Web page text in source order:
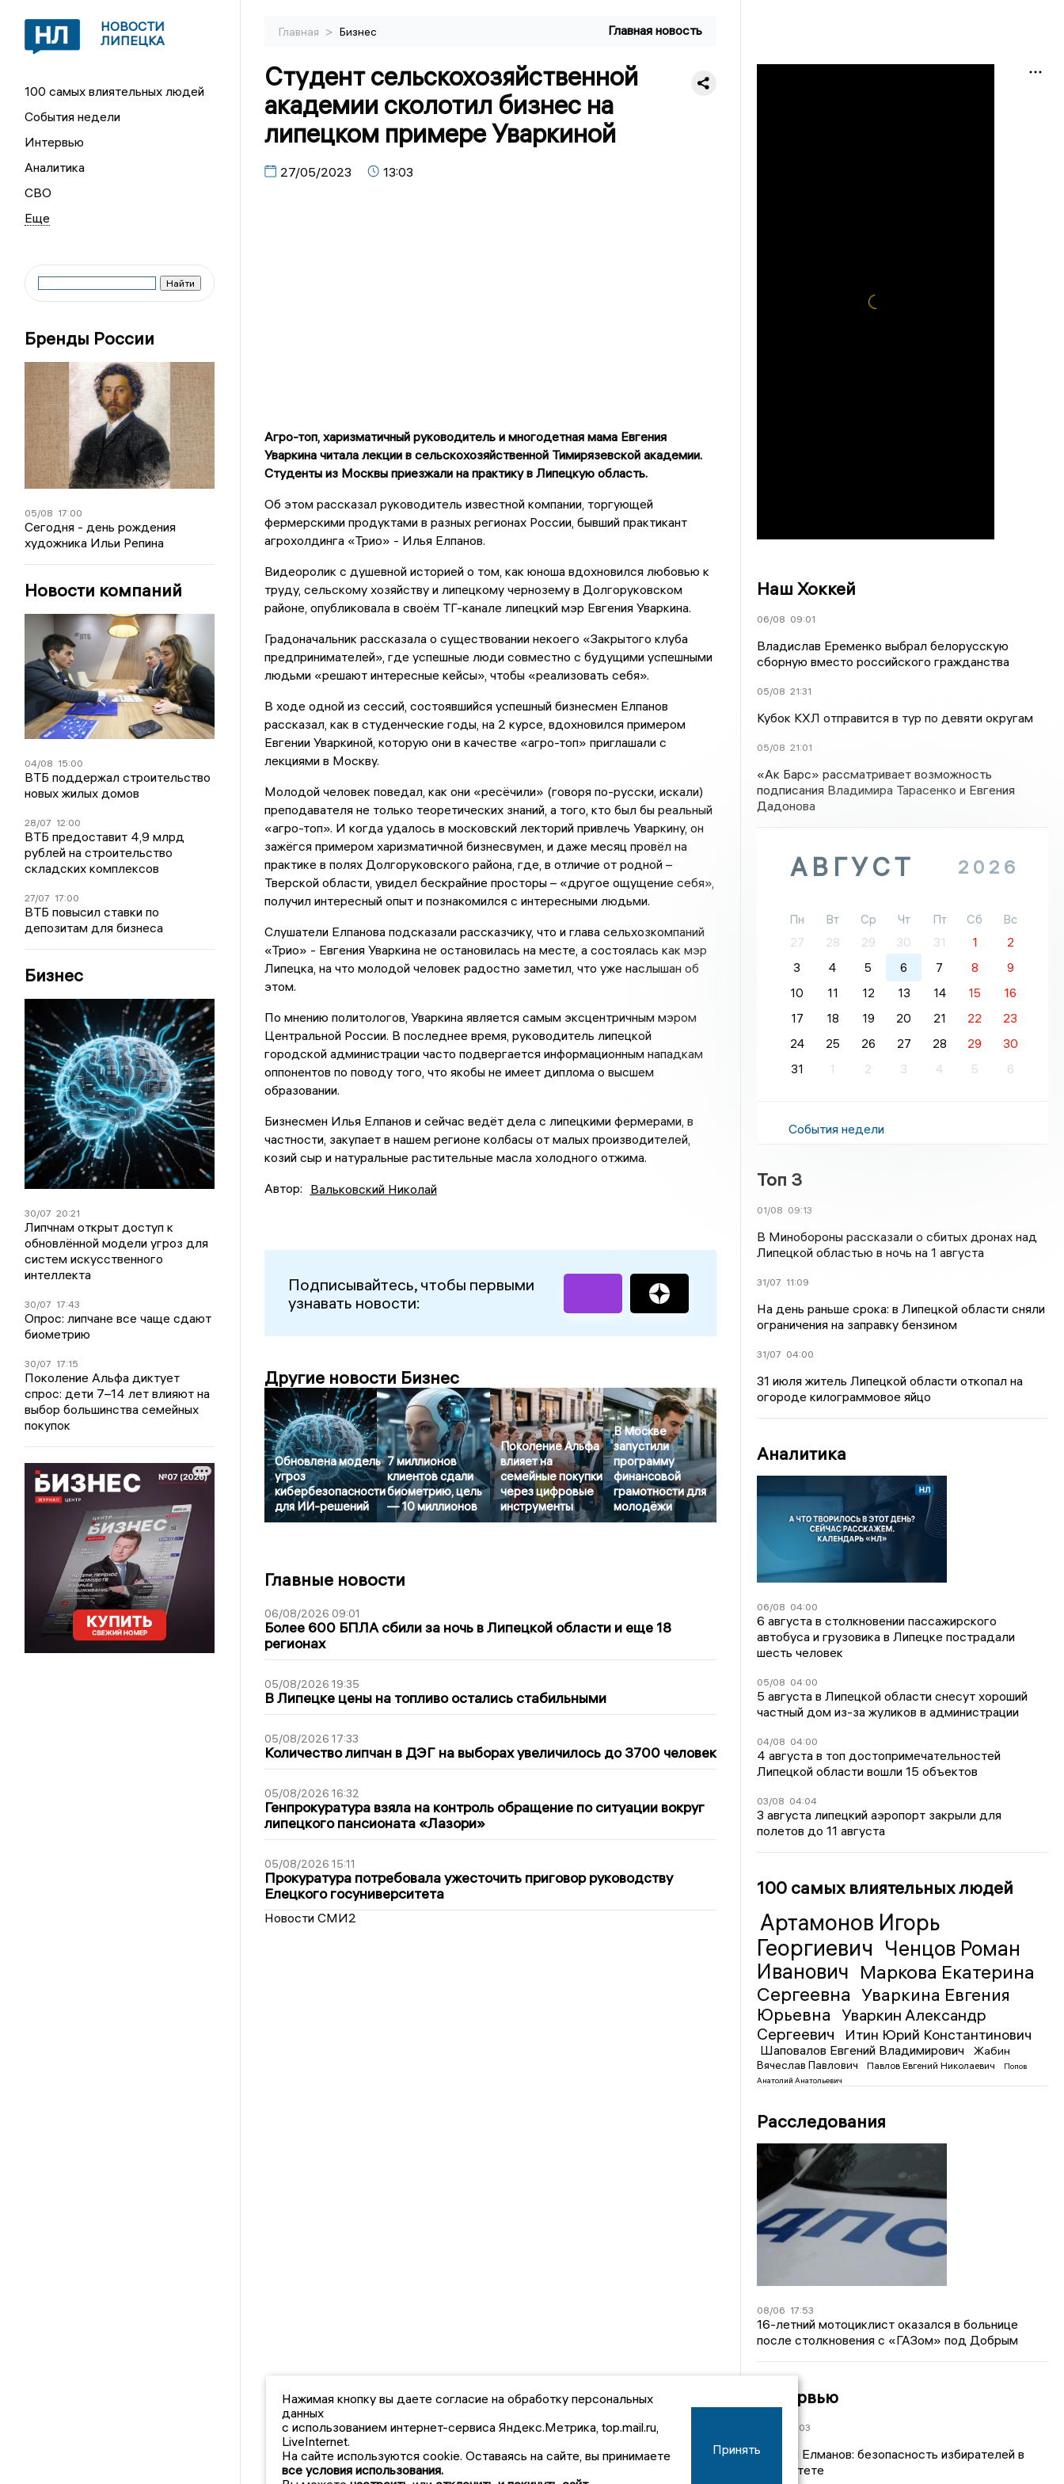
НОВОСТИ
ЛИПЕЦКА
100 самых влиятельных людей
События недели
Интервью
Аналитика
СВО
Бренды России
05/08 17:00
Сегодня - день рождения
художника Ильи Репина
Новости компаний
04/08 15:00
ВТБ поддержал строительство
новых жилых домов
28/07 12:00
ВТБ предоставит 4,9 млрд
рублей на строительство
складских комплексов
27/07 17:00
ВТБ повысил ставки по
депозитам для бизнеса
Бизнес
30/07 20:21
Липчнам открыт доступ к
обновлённой модели угроз для
систем искусственного
интеллекта
30/07 17:43
Опрос: липчане все чаще сдают
биометрию
30/07 17:15
Поколение Альфа диктует
спрос: дети 7–14 лет влияют на
выбор большинства семейных
покупок
Главная > Бизнес Главная новость
Студент сельскохозяйственной
академии сколотил бизнес на
липецком примере Уваркиной
27/05/2023 13:03
Агро-топ, харизматичный руководитель и многодетная мама Евгения
Уваркина читала лекции в сельскохозяйственной Тимирязевской академии.
Студенты из Москвы приезжали на практику в Липецкую область.
Об этом рассказал руководитель известной компании, торгующей
фермерскими продуктами в разных регионах России, бывший практикант
агрохолдинга «Трио» - Илья Елпанов.
Видеоролик с душевной историей о том, как юноша вдохновился любовью к
труду, сельскому хозяйству и липецкому чернозему в Долгоруковском
районе, опубликовала в своём ТГ-канале липецкий мэр Евгения Уваркина.
Градоначальник рассказала о существовании некоего «Закрытого клуба
предпринимателей», где успешные люди совместно с будущими успешными
людьми «решают интересные кейсы», чтобы «реализовать себя».
В ходе одной из сессий, состоявшийся успешный бизнесмен Елпанов
рассказал, как в студенческие годы, на 2 курсе, вдохновился примером
Евгении Уваркиной, которую они в качестве «агро-топ» приглашали с
лекциями в Москву.
Молодой человек поведал, как они «ресёчили» (говоря по-русски, искали)
преподавателя не только теоретических знаний, а того, кто был бы реальный
«агро-топ». И когда удалось в московский лекторий привлечь Уваркину, он
зажёгся примером харизматичной бизнесвумен, и даже месяц провёл на
практике в полях Долгоруковского района, где, в отличие от родной –
Тверской области, увидел бескрайние просторы – «другое ощущение себя»,
получил интересный опыт и познакомился с интересными людьми.
Слушатели Елпанова подсказали рассказчику, что и глава сельхозкомпаний
«Трио» - Евгения Уваркина не остановилась на месте, а состоялась как мэр
Липецка, на что молодой человек радостно заметил, что уже наслышан об
этом.
По мнению политологов, Уваркина является самым эксцентричным мэром
Центральной России. В последнее время, руководитель липецкой
городской администрации часто подвергается информационным нападкам
оппонентов по поводу того, что якобы не имеет диплома о высшем
образовании.
Бизнесмен Илья Елпанов и сейчас ведёт дела с липецкими фермерами, в
частности, закупает в нашем регионе колбасы от малых производителей,
козий сыр и натуральные растительные масла холодного отжима.
Автор: Вальковский Николай
Подписывайтесь, чтобы первыми
узнавать новости:
Другие новости Бизнес
Обновлена модель
угроз
кибербезопасности
для ИИ-решений
7 миллионов
клиентов сдали
биометрию, цель
— 10 миллионов
Поколение Альфа
влияет на
семейные покупки
через цифровые
инструменты
В Москве
запустили
программу
финансовой
грамотности для
молодёжи
Главные новости
06/08/2026 09:01
Более 600 БПЛА сбили за ночь в Липецкой области и еще 18
регионах
05/08/2026 19:35
В Липецке цены на топливо остались стабильными
05/08/2026 17:33
Количество липчан в ДЭГ на выборах увеличилось до 3700 человек
05/08/2026 16:32
Генпрокуратура взяла на контроль обращение по ситуации вокруг
липецкого пансионата «Лазори»
05/08/2026 15:11
Прокуратура потребовала ужесточить приговор руководству
Елецкого госуниверситета
Новости СМИ2
Наш Хоккей
06/08 09:01
Владислав Еременко выбрал белорусскую
сборную вместо российского гражданства
05/08 21:31
Кубок КХЛ отправится в тур по девяти округам
05/08 21:01
«Ак Барс» рассматривает возможность
подписания Владимира Тарасенко и Евгения
Дадонова
АВГУСТ 2026
Пн Вт Ср Чт Пт Сб
Вс
27
28 29 30 31 1
2
3
4 5 6 7 8
9
10
11 12 13 14 15
16
17
18 19 20 21 22
23
24
25 26 27 28 29
30
31
1 2 3 4 5 6
События недели
Топ 3
01/08 09:13
В Минобороны рассказали о сбитых дронах над
Липецкой областью в ночь на 1 августа
31/07 11:09
На день раньше срока: в Липецкой области сняли
ограничения на заправку бензином
31/07 04:00
31 июля житель Липецкой области откопал на
огороде килограммовое яйцо
Аналитика
06/08 04:00
6 августа в столкновении пассажирского
автобуса и грузовика в Липецке пострадали
шесть человек
05/08 04:00
5 августа в Липецкой области снесут хороший
частный дом из-за жуликов в администрации
04/08 04:00
4 августа в топ достопримечательностей
Липецкой области вошли 15 объектов
03/08 04:04
3 августа липецкий аэропорт закрыли для
полетов до 11 августа
100 самых влиятельных людей
Артамонов Игорь
Георгиевич Ченцов Роман
Иванович Маркова Екатерина
Сергеевна Уваркина Евгения
Юрьевна
Уваркин Александр
Сергеевич
Итин Юрий Константинович
Шаповалов Евгений Владимирович
Жабин
Вячеслав Павлович
Павлов Евгений Николаевич
Попов
Анатолий Анатольевич
Расследования
08/06 17:53
16-летний мотоциклист оказался в больнице
после столкновения с «ГАЗом» под Добрым
Интервью
19:03
Сергей Елманов: безопасность избирателей в
приоритете
Нажимая кнопку вы даете согласие на обработку персональных
данных
с использованием интернет-сервиса Яндекс.Метрика, top.mail.ru,
LiveInternet.
На сайте используются cookie. Оставаясь на сайте, вы принимаете
все условия использования.
Принять